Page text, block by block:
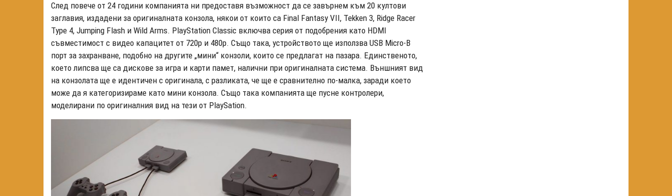
След повече от 24 години компанията ни предоставя възможност да се завърнем към 20 култови
заглавия, издадени за оригиналната конзола, някои от които са Final Fantasy VII, Tekken 3, Ridge Racer
Type 4, Jumping Flash и Wild Arms. PlayStation Classic включва серия от подобрения като HDMI
съвместимост с видео капацитет от 720p и 480p. Също така, устройството ще използва USB Micro-B
порт за захранване, подобно на другите „мини“ конзоли, които се предлагат на пазара. Единственото,
което липсва ще са дискове за игра и карти памет, налични при оригиналната система. Външният вид
на конзолата ще е идентичен с оригинала, с разликата, че ще е сравнително по-малка, заради което
може да я категоризираме като мини конзола. Също така компанията ще пусне контролери,
моделирани по оригиналния вид на тези от PlaySation.